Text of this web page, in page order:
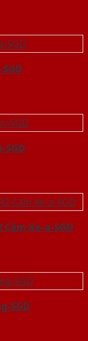
SGD
Căm Xe-a-SGD
SGD